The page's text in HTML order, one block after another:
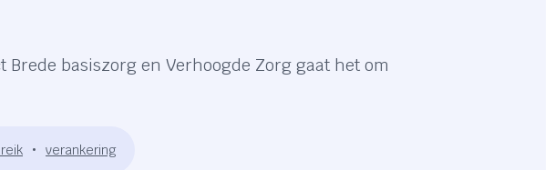
basiszorg en Verhoogde Zorg gaat het om
verankering